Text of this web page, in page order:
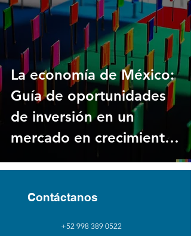
La economía de México:
Guía de oportunidades
de inversión en un
mercado en crecimiento.
[Parte I]
Contáctanos
+52 998 389 0522